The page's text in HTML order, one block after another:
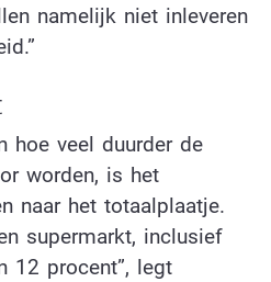
namelijk niet inleveren
hoe veel duurder de
worden, is het
naar het totaalplaatje.
supermarkt, inclusief
12 procent”, legt